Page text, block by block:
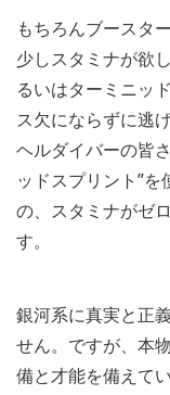
もちろんブースタ
少しスタミナが欲
るいはターミニッ
ス欠にならずに逃
ヘルダイバーの皆
ッドスプリント”
の、スタミナがゼ
す。
銀河系に真実と正
せん。ですが、本
備と才能を備えて